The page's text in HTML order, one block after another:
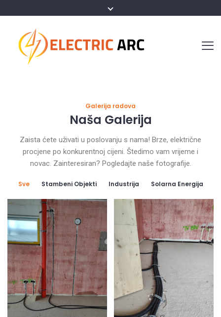
Galerija radova
Naša Galerija
Zaista ćete uživati u poslovanju s nama! Brze, električne
procjene po konkurentnoj cijeni. Štedimo vam vrijeme i
novac. Zainteresiran? Pogledajte naše fotografije.
Sve Stambeni Objekti Industrija Solarna Energija